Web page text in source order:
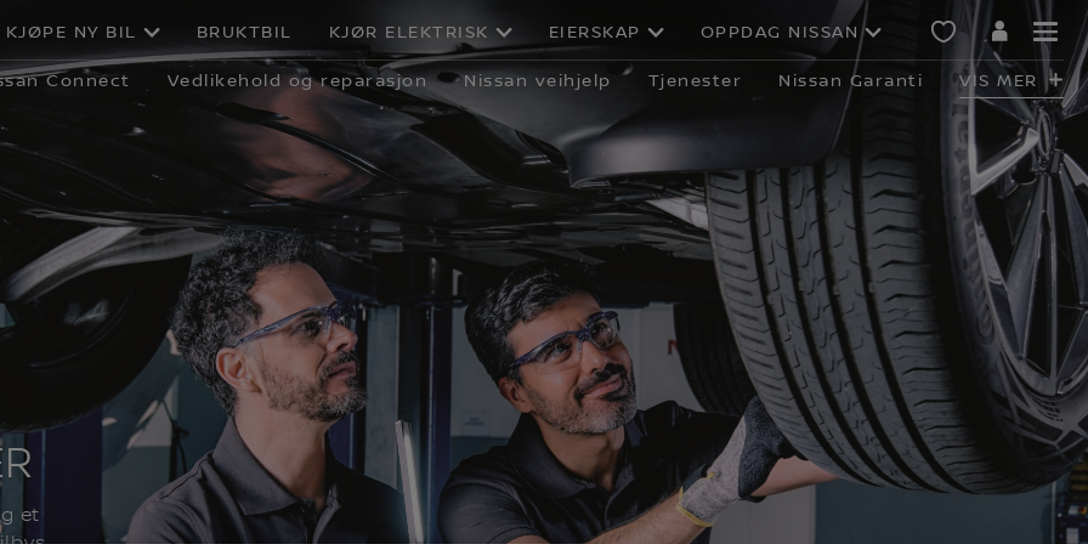
KJØPE NY BIL BRUKTBIL KJØR ELEKTRISK EIERSKAP OPPDAG NISSAN
Connect Vedlikehold og reparasjon Nissan veihjelp Tjenester Nissan Garanti VIS MER
et